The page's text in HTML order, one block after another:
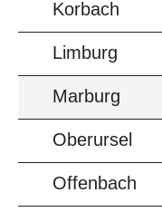
Korbach
Limburg
Marburg
Oberursel
Offenbach